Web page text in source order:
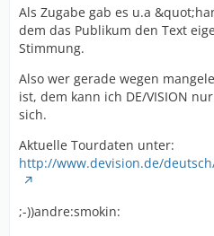
Als Zugabe gab es u.a
dem das Publikum den Text
Stimmung.
Also wer gerade wegen
ist, dem kann ich DE/VISION
sich.
Aktuelle Tourdaten unter:
http://www.devision.de/
;-))andre:smokin: